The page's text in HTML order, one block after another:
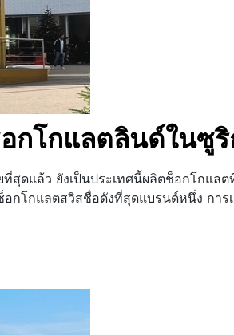
กแลตลินด์ในซูริก
สุดแล้ว ยังเป็นประเทศนี้ผลิตช็อกโกแล
กโกแลตสวิสชื่อดังที่สุดแบรนด์หนึ่ง กา